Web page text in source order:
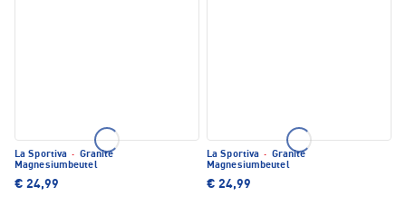
La Sportiva · Granite
Magnesiumbeutel
€ 24,99
La Sportiva · Granite
Magnesiumbeutel
€ 24,99